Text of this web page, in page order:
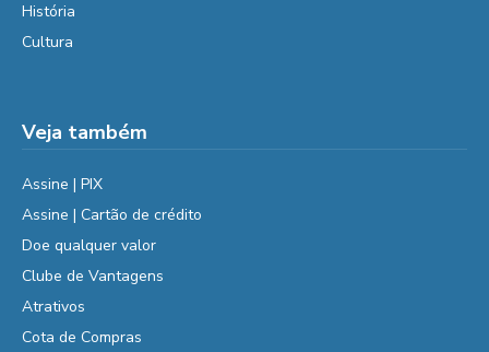
História
Cultura
Veja também
Assine | PIX
Assine | Cartão de crédito
Doe qualquer valor
Clube de Vantagens
Atrativos
Cota de Compras